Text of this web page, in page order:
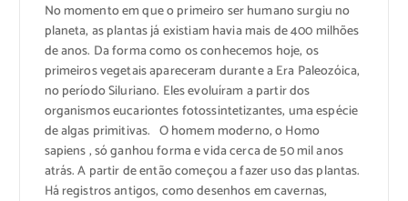
No momento em que o primeiro ser humano surgiu no
planeta, as plantas já existiam havia mais de 400 milhões
de anos. Da forma como os conhecemos hoje, os
primeiros vegetais apareceram durante a Era Paleozóica,
no período Siluriano. Eles evoluíram a partir dos
organismos eucariontes fotossintetizantes, uma espécie
de algas primitivas. O homem moderno, o Homo
sapiens , só ganhou forma e vida cerca de 50 mil anos
atrás. A partir de então começou a fazer uso das plantas.
Há registros antigos, como desenhos em cavernas,